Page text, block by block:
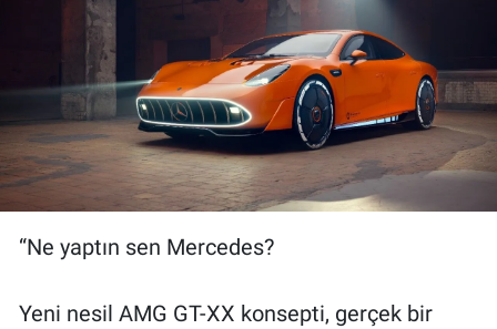
“Ne yaptın sen Mercedes?
Yeni nesil AMG GT-XX konsepti, gerçek bir